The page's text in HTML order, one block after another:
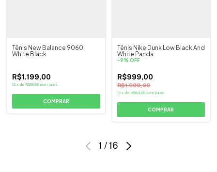
Tênis New Balance 9060
White Black
R$1.199,00
12 x de R$99,92 sem juros
COMPRAR
Tênis Nike Dunk Low Black And
White Panda
-9% OFF
R$999,00
R$1.099,00
12 x de R$83,25 sem juros
COMPRAR
1 /16